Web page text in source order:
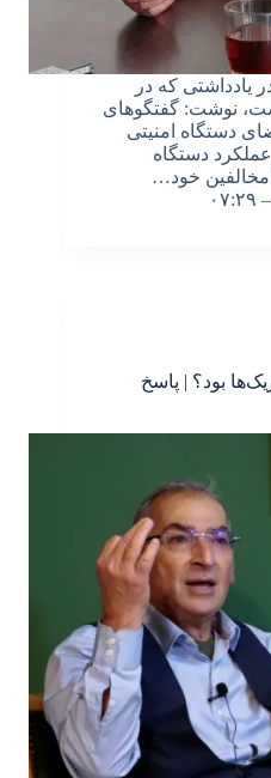
یادداشتی که در
نوشت: گفتگوهای
دستگاه امنیتی
دستگاه
مخالفین خود…
بود؟ | پاسخ